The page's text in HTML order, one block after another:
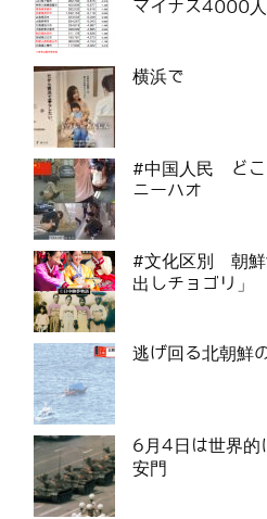
マイナス4000
横浜で
#中国人民 どこ
ニーハオ
#文化区別 朝鮮
出しチョゴリ」
逃げ回る北朝鮮
6月4日は世界
安門